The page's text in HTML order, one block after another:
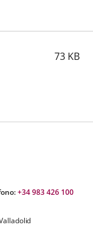
73 KB
+34 983 426 100